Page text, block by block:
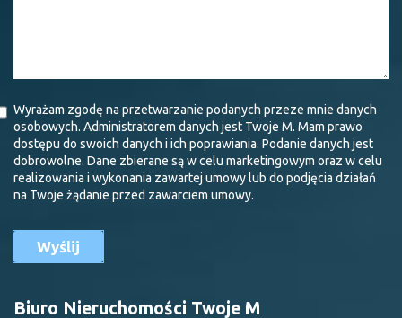
Wyrażam zgodę na przetwarzanie podanych przeze mnie danych
osobowych. Administratorem danych jest Twoje M. Mam prawo
dostępu do swoich danych i ich poprawiania. Podanie danych jest
dobrowolne. Dane zbierane są w celu marketingowym oraz w celu
realizowania i wykonania zawartej umowy lub do podjęcia działań
na Twoje żądanie przed zawarciem umowy.
Biuro Nieruchomości Twoje M